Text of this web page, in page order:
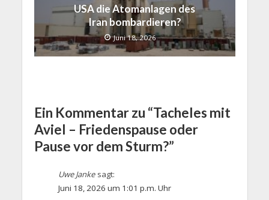
USA die Atomanlagen des
Iran bombardieren?
Juni 18, 2026
Ein Kommentar zu “Tacheles mit
Aviel – Friedenspause oder
Pause vor dem Sturm?”
Uwe Janke sagt:
Juni 18, 2026 um 1:01 p.m. Uhr